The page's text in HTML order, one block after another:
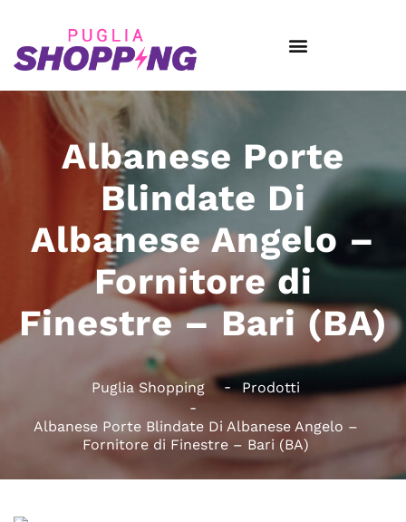
Albanese Porte
Blindate Di
Albanese Angelo –
Fornitore di
Finestre – Bari (BA)
Puglia Shopping Prodotti
Albanese Porte Blindate Di Albanese Angelo –
Fornitore di Finestre – Bari (BA)